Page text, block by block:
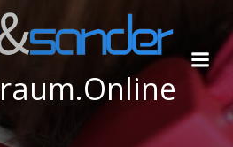
Inhalt
springen